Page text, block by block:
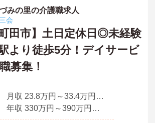
みの里の介護職求人
会
町田市】土日定休日◎未経験
より徒歩5分！デイサービ
募集！
月収 23.8万円～33.4万円程度（諸手当込）
年収 330万円～390万円程度